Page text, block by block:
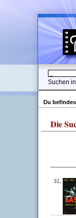
Suchen in
Du
Die
31.